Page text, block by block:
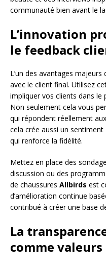
communauté bien avant le
L’innovation
le feedback
L’un des avantages
avec le client final. Utilisez
impliquer vos clients dans le
Non seulement cela vous
qui répondent réellement
cela crée aussi un
qui renforce la fidélité.
Mettez en place des
discussion ou des
de chaussures Allbirds est
d’amélioration continue
contribué à créer une base
La
comme